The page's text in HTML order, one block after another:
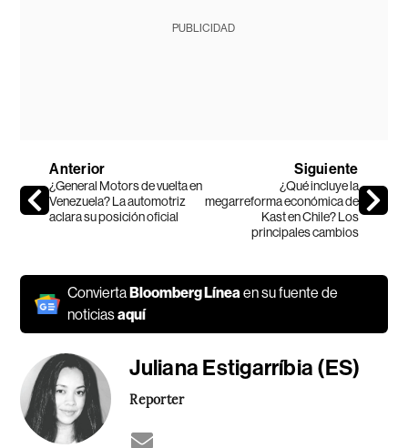
PUBLICIDAD
Anterior
¿General Motors de vuelta en
Venezuela? La automotriz
aclara su posición oficial
Siguiente
¿Qué incluye la
megarreforma económica de
Kast en Chile? Los
principales cambios
ConviertaBloomberg Líneaen su fuente de
noticiasaquí
Juliana Estigarríbia (ES)
Reporter